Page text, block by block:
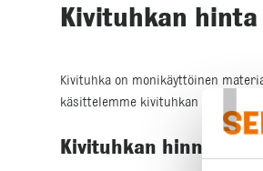
Kivituhkan
Kivituhka on monikäyttöinen
käsittelemme kivituhkan hintaan
Kivituhkan hinnan